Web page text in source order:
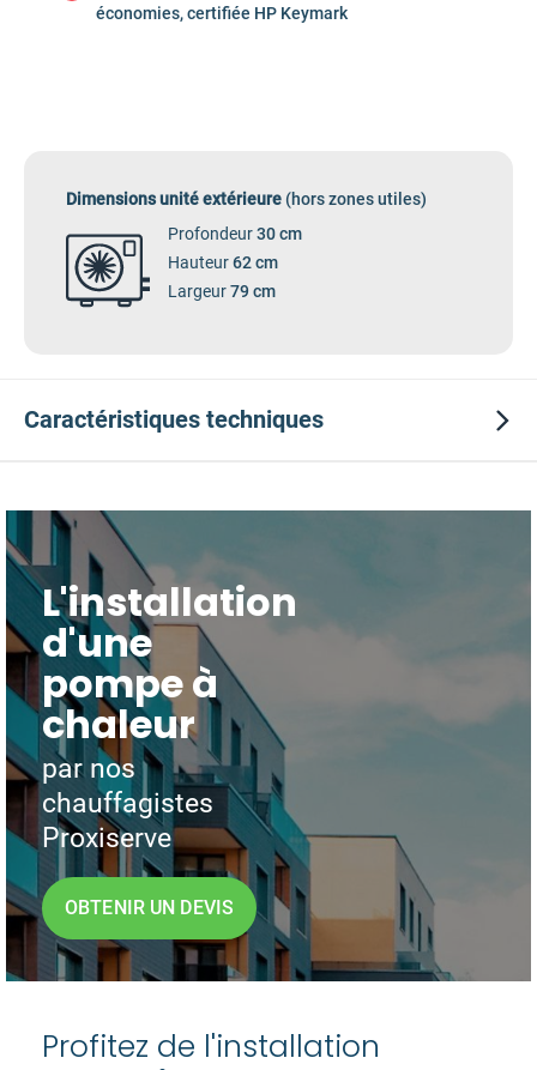
économies, certifiée HP Keymark
Dimensions unité extérieure (hors zones utiles)
Profondeur30 cm
Hauteur62 cm
Largeur79 cm
Caractéristiques techniques
L'installation
d'une
pompe à
chaleur
par nos
chauffagistes
Proxiserve
OBTENIR UN DEVIS
Profitez de l'installation